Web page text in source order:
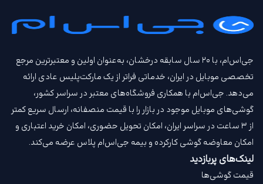
جی‌اس‌ام، با ۲۰ سال سابقه درخشان، به‌عنوان اولین و معتبرترین مرجع
تخصصی موبایل در ایران، خدماتی فراتر از یک مارکت‌پلیس عادی ارائه
می‌دهد. جی‌اس‌ام با همکاری فروشگاه‌های معتبر در سراسر کشور،
گوشی‌های موبایل موجود در بازار را با قیمت‌ منصفانه، ارسال سریع کمتر
از ۳ ساعت در سراسر ایران، امکان تحویل حضوری، امکان خرید اعتباری و
امکان معاوضه گوشی کارکرده و بیمه جی‌اس‌ام‌ پلاس عرضه می‌کند.
لینک‌های پربازدید
قیمت گوشی‌ها